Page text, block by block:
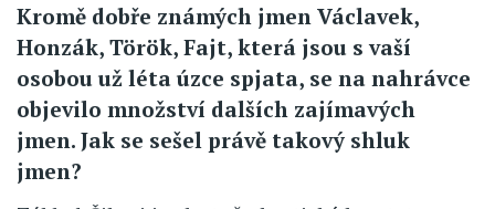
Kromě dobře známých jmen Václavek,
Honzák, Török, Fajt, která jsou s vaší
osobou už léta úzce spjata, se na nahrávce
objevilo množství dalších zajímavých
jmen. Jak se sešel právě takový shluk
jmen?